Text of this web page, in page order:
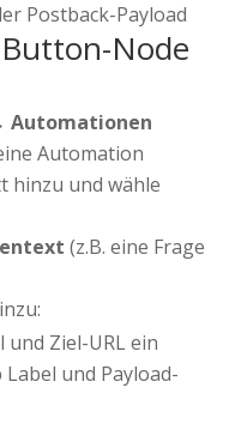
Postback-Payload
Node
Automationen
Automation
hinzu und wähle
(z.B. eine Frage
und Ziel-URL ein
Label und Payload-